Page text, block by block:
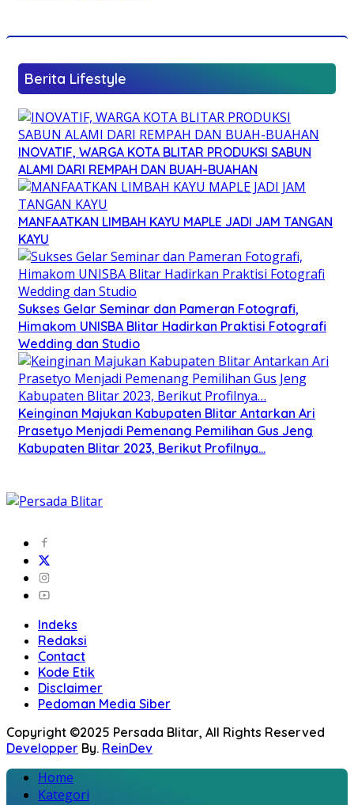
Berita Lifestyle
INOVATIF, WARGA KOTA BLITAR PRODUKSI SABUN
ALAMI DARI REMPAH DAN BUAH-BUAHAN
MANFAATKAN LIMBAH KAYU MAPLE JADI JAM TANGAN
KAYU
Sukses Gelar Seminar dan Pameran Fotografi,
Himakom UNISBA Blitar Hadirkan Praktisi Fotografi
Wedding dan Studio
Keinginan Majukan Kabupaten Blitar Antarkan Ari
Prasetyo Menjadi Pemenang Pemilihan Gus Jeng
Kabupaten Blitar 2023, Berikut Profilnya…
Indeks
Redaksi
Contact
Kode Etik
Disclaimer
Pedoman Media Siber
Copyright ©2025 Persada Blitar, All Rights Reserved
Developper By. ReinDev
Home
Kategori